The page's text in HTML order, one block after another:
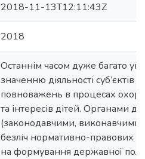
2018-11-13T12:11:43Z
2018
Останнім часом дуже багато
значенню діяльності суб’єктів
повноважень в процесах
та інтересів дітей. Органами
(законодавчими, виконавчими)
безліч нормативно-правових
на формування державної